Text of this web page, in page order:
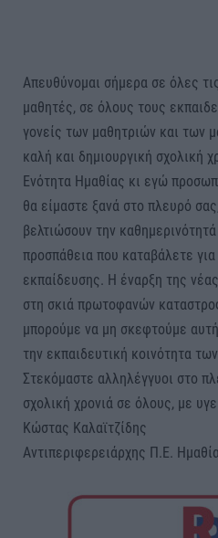
Απευθύνομαι σήμερα σε όλες
μαθητές, σε όλους τους
γονείς των μαθητριών και των
καλή και δημιουργική σχολική
Ενότητα Ημαθίας κι εγώ
θα είμαστε ξανά στο πλευρό
βελτιώσουν την
προσπάθεια που καταβάλετε
εκπαίδευσης. Η έναρξη της
στη σκιά πρωτοφανών
μπορούμε να μη σκεφτούμε
την εκπαιδευτική κοινότητα
Στεκόμαστε αλληλέγγυοι στο
σχολική χρονιά σε όλους, με
Κώστας Καλαϊτζίδης
Αντιπεριφερειάρχης Π.Ε.